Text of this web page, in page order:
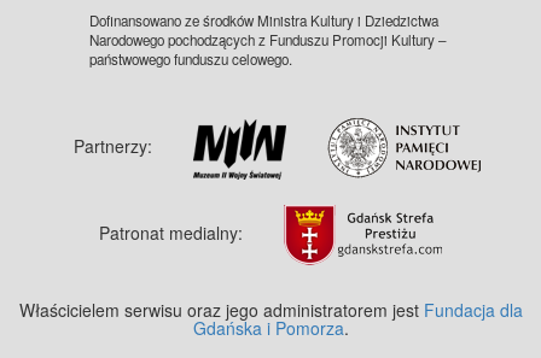
Dofinansowano ze środków Ministra Kultury i Dziedzictwa
Narodowego pochodzących z Funduszu Promocji Kultury –
państwowego funduszu celowego.
Partnerzy:
Patronat medialny:
Właścicielem serwisu oraz jego administratorem jest Fundacja dla
Gdańska i Pomorza.